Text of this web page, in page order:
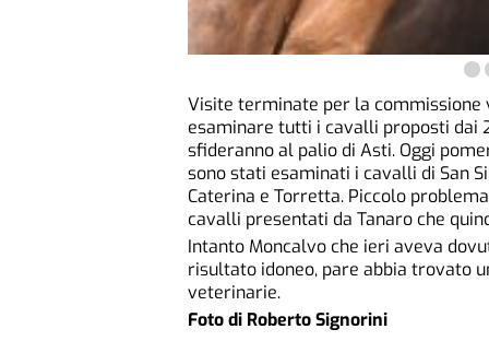
Visite terminate per la commissione
esaminare tutti i cavalli proposti dai
sfideranno al palio di Asti. Oggi
sono stati esaminati i cavalli di San
Caterina e Torretta. Piccolo
cavalli presentati da Tanaro che
Intanto Moncalvo che ieri aveva
risultato idoneo, pare abbia trovato
veterinarie.
Foto di Roberto Signorini